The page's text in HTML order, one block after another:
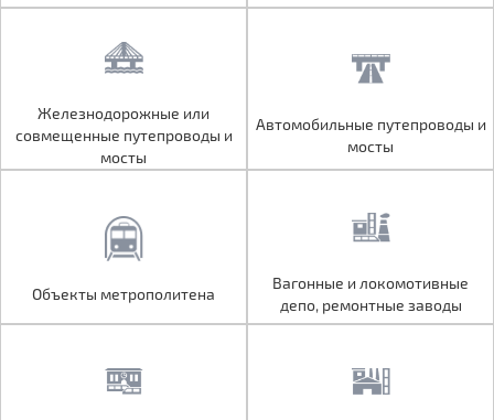
Железнодорожные или
совмещенные путепроводы и
мосты
Автомобильные путепроводы и
мосты
Вагонные и локомотивные
Железнодорожные или
совмещенные путепроводы и
мосты
Автомобильные путепроводы и
мосты
Объекты метрополитена
Вагонные и локомотивные
депо, ремонтные заводы